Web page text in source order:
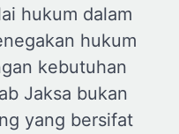
hukum dalam
hukum
kebutuhan
Jaksa bukan
yang bersifat